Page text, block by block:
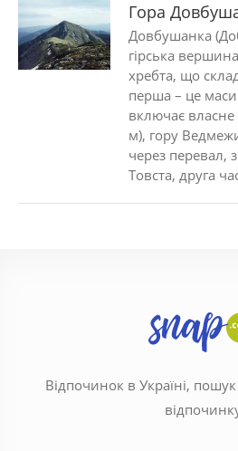
Гора
Довбушанка
гірська
хребта, що
перша – це
включає
м), гору
через перевал,
Товста, друга
Відпочинок в Україні,